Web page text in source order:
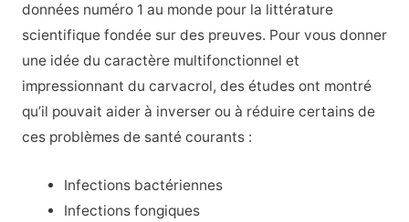
données numéro 1 au monde pour la littérature
scientifique fondée sur des preuves. Pour vous donner
une idée du caractère multifonctionnel et
impressionnant du carvacrol, des études ont montré
qu’il pouvait aider à inverser ou à réduire certains de
ces problèmes de santé courants :
Infections bactériennes
Infections fongiques